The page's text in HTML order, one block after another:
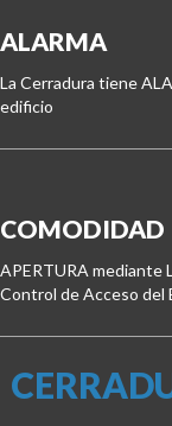
ALARMA
La Cerradura tiene
edificio
COMODIDAD
APERTURA mediante
Control de Acceso del